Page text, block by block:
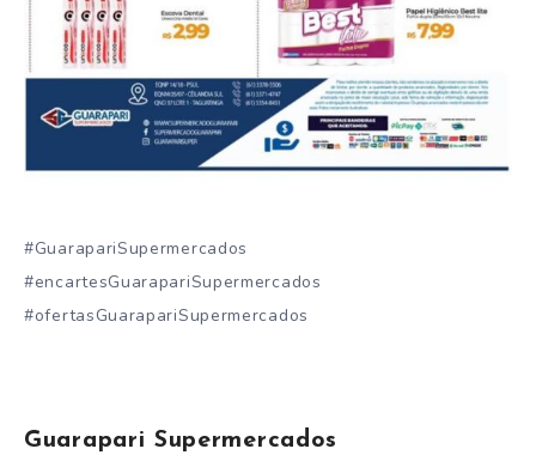
#GuarapariSupermercados
#encartesGuarapariSupermercados
#ofertasGuarapariSupermercados
Guarapari Supermercados